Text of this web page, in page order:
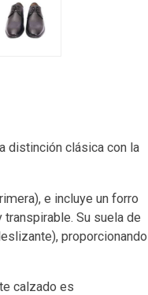
distinción clásica con la
e incluye un forro
Su suela de
proporcionando
calzado es